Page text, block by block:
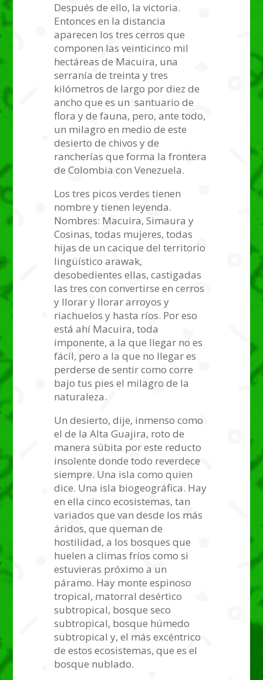
Después de ello, la victoria.
Entonces en la distancia
aparecen los tres cerros que
componen las veinticinco mil
hectáreas de Macuira, una
serranía de treinta y tres
kilómetros de largo por diez de
ancho que es un santuario de
flora y de fauna, pero, ante todo,
un milagro en medio de este
desierto de chivos y de
rancherías que forma la frontera
de Colombia con Venezuela.
Los tres picos verdes tienen
nombre y tienen leyenda.
Nombres: Macuira, Simaura y
Cosinas, todas mujeres, todas
hijas de un cacique del territorio
lingüístico arawak,
desobedientes ellas, castigadas
las tres con convertirse en cerros
y llorar y llorar arroyos y
riachuelos y hasta ríos. Por eso
está ahí Macuira, toda
imponente, a la que llegar no es
fácil, pero a la que no llegar es
perderse de sentir como corre
bajo tus pies el milagro de la
naturaleza.
Un desierto, dije, inmenso como
el de la Alta Guajira, roto de
manera súbita por este reducto
insolente donde todo reverdece
siempre. Una isla como quien
dice. Una isla biogeográfica. Hay
en ella cinco ecosistemas, tan
variados que van desde los más
áridos, que queman de
hostilidad, a los bosques que
huelen a climas fríos como si
estuvieras próximo a un
páramo. Hay monte espinoso
tropical, matorral desértico
subtropical, bosque seco
subtropical, bosque húmedo
subtropical y, el más excéntrico
de estos ecosistemas, que es el
bosque nublado.